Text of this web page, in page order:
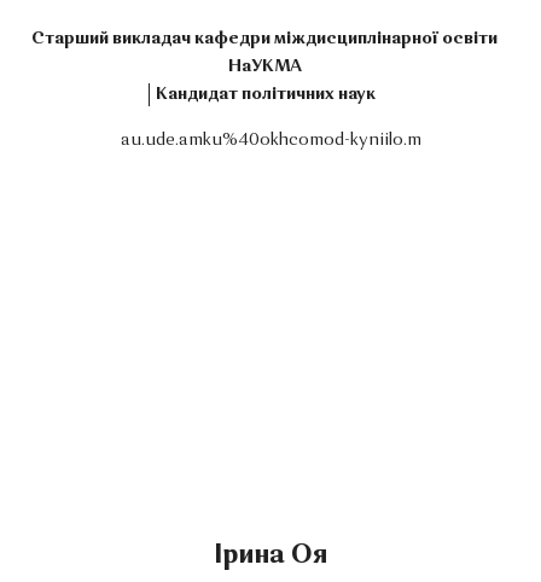
Старший викладач кафедри міждисциплінарної освіти
НаУКМА
Кандидат політичних наук
au.ude.amku%40okhcomod-kyniilo.m
Ірина Оя